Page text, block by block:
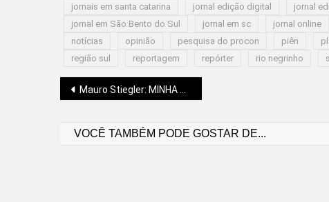
jornais em santa catarina
jornal edição digital jornal
jornal em São Bento do Sul
jornal em sc jornal online
notícias
opinião pesquisa do procon piên
região sul
reportagem repórter rio negrinho
Navegação
Mauro Stiegler: MINHA GATA “TÉIA” E A EFEMERIDADE
VOCÊ TAMBÉM PODE GOSTAR DE...